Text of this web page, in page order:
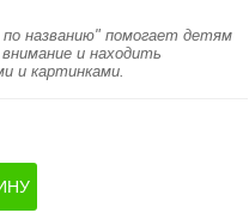
названию" помогает детям
и находить
и картинками.